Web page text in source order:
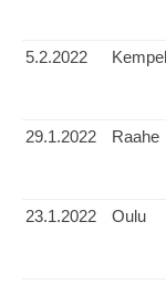
5.2.2022
29.1.2022
Raahe
23.1.2022
Oulu